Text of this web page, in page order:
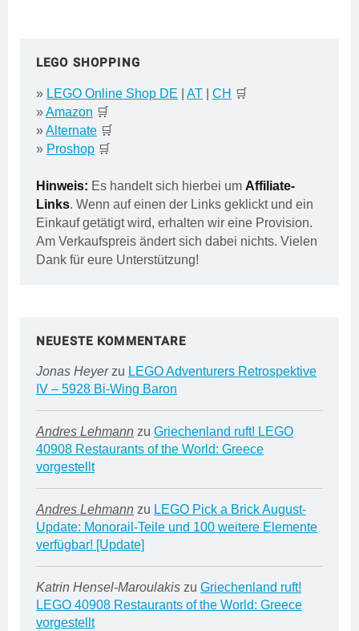
LEGO SHOPPING
» LEGO Online Shop DE AT CH 🛒
»Amazon 🛒
»Alternate 🛒
» Proshop 🛒
Hinweis: Es handelt sich hierbei um Affiliate-
Links. Wenn auf einen der Links geklickt und ein
Einkauf getätigt wird, erhalten wir eine Provision.
Am Verkaufspreis ändert sich dabei nichts. Vielen
Dank für eure Unterstützung!
NEUESTE KOMMENTARE
Jonas Heyerzu LEGO Adventurers Retrospektive
IV – 5928 Bi-Wing Baron
Andres Lehmann zu Griechenland ruft! LEGO
40908 Restaurants of the World: Greece
vorgestellt
Andres Lehmann zu LEGO Pick a Brick August-
Update: Monorail-Teile und 100 weitere Elemente
verfügbar! [Update]
Katrin Hensel-Maroulakis zu Griechenland ruft!
LEGO 40908 Restaurants of the World: Greece
vorgestellt